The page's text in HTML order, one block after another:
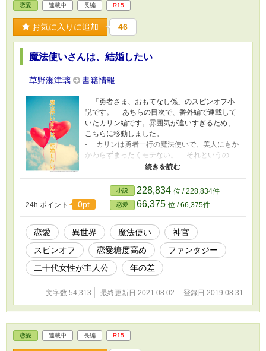
は呪いをかけられそうになる。難を逃れた結衣
いとは、七枚の花弁が消えた時に死に至る「命
花の呪い」で……！ 責任を感じた結衣は、呪
けるが……。 （第三部は、結衣とアレクの恋愛
赤ちゃん竜が出ますよ～） ◆◆◆ ―：第四
部「世界の終末と結婚式 編」予定あらすじ：
― 日本の全てと別れを告げ、リヴィドールに
骨をうずめる覚悟で再びこの地の土を踏んだ結
衣。 結婚式の準備であわただしい中、聖竜教
会の女性神官が殺害される事件が起きる。 な
んとも不穏な空気に、結衣は嫌な予感がする
が、恋愛禁止をやぶってのちじょうのもつれと
判明して、ひとまず事件は片が付く。 だが、
る夜闇の神の封印を解いてしまい!? ――人間
と魔族、初の共闘!? 異世界全土を巻き込んで、
生きとし生ける者VS夜闇の神の大戦勃発！
危機的状況を見て、アレクは結衣に地球に帰る
ように言うけれど……。 ……という感じを予
定してます。
恋愛 連載中 長編 R15
お気に入りに追加 46
魔法使いさんは、結婚したい
草野瀬津璃 書籍情報
「勇者さま、おもてなし係」のスピンオフ小
説です。 あちらの目次で、番外編で連載して
いたカリン編です。雰囲気が違いすぎるため、
こちらに移動しました。 -------------------------------
- カリンは勇者一行の魔法使いで、美人にもか
かわらずまったくモテない。 それというの
も、「砲撃の魔法使い」という呼び名のせい
リンと聞くと、男どころか誰しもが逃げ出す始
末。 結婚仲介所にも出禁をくらい、やけに
なったカリンは、いきずりの相手と子どもを作
ろうと最低な決意をし、変装して酒場にやって
きた。 しかし、そこで出くわしたのは、勇者
一行の仲間で、神官のライアン・レーシスだっ
た。 作戦は失敗し、傷心中のライアンと酒を
飲みかわしたのだが、うっかりライアンとベッ
ドをともにしてしまい……！ 二十代の女子
が、いろいろとこじらせています。 ----------------
--------------- 短編形式でのせています。 「勇
者さま、おもてなし係」を読んでからのほうが
わかりやすいです。 R15は保険です。 大人
な雰囲気の恋愛で、草野の作品の中ではかなり
糖度が高めです。
24h.ポイント 0pt
小説 228,834 位 / 228,834件
恋愛 66,375 位 / 66,375件
恋愛 異世界 魔法使い
神官
スピンオフ
恋愛糖度高め
ファンタジー
二十代女性が主人公
年の差
文字数 54,313 最終更新日 2021.08.02 登録日 2019.08.31
恋愛 連載中 長編 R15